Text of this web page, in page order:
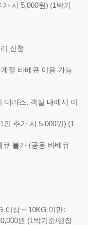
시 5,000원) (1박기
신청
절 바베큐 이용 가능
테라스, 객실 내에서 이
인 추가 시 5,000원) (1
불가 (공용 바베큐
이상 ~ 10KG 미만:
원 (1박기준/현장